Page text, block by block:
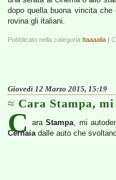
dopo quella buona vincita
rovina gli italiani.
Pubblicato nella categoria Itaaaalia |
Giovedì 12 Marzo 2015, 15:19
Cara Stampa,
C araStampa, mi
Cernaiadalle auto che